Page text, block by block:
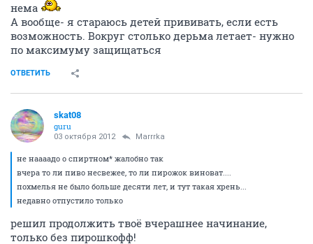
Автоинформатор
guru
03 октября 2012
Продолжение топика"КОФЕЙНЯ (часть 8)"
ОТВЕТИТЬ
SUICIDAL
guru
03 октября 2012 Автоинформатор
С переездом. Тут и музоне был эпичный. The Final
Countdown - Лайбах, пиво и капусто
ОТВЕТИТЬ